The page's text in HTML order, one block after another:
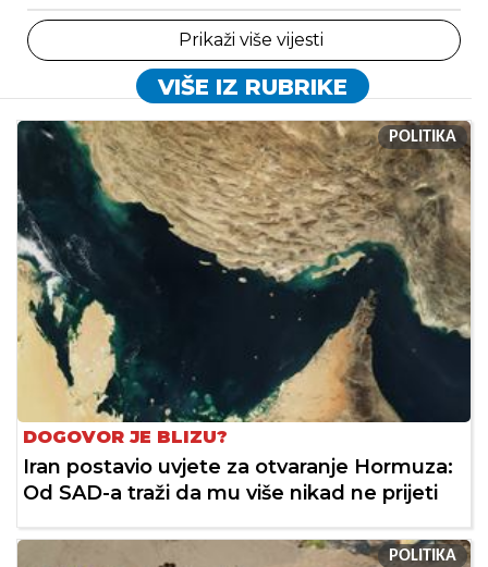
Prikaži više vijesti
VIŠE IZ RUBRIKE
POLITIKA
DOGOVOR JE BLIZU?
Iran postavio uvjete za otvaranje Hormuza:
Od SAD-a traži da mu više nikad ne prijeti
POLITIKA